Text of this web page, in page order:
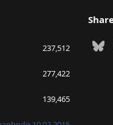
237,512
277,422
139,465